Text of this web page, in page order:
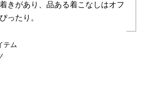
きがあり、品ある着こなしはオフ
ったり。
テム